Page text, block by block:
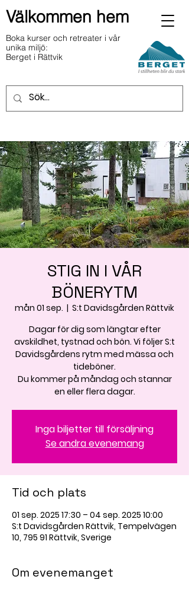
Välkommen hem
Boka kurser och retreater i vår
unika miljö:
Berget i Rättvik
STIG IN I VÅR
BÖNERYTM
mån 01 sep.
  |
S:t Davidsgården Rättvik
Dagar för dig som längtar efter
avskildhet, tystnad och bön. Vi följer S:t
Davidsgårdens rytm med mässa och
tideböner.
Du kommer på måndag och stannar
en eller flera dagar.
Inga biljetter till försäljning
Se andra evenemang
Tid och plats
01 sep. 2025 17:30 – 04 sep. 2025 10:00
S:t Davidsgården Rättvik, Tempelvägen
10, 795 91 Rättvik, Sverige
Om evenemanget